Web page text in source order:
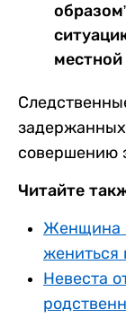
совершению
Читайте
Женщина
жениться
Невеста